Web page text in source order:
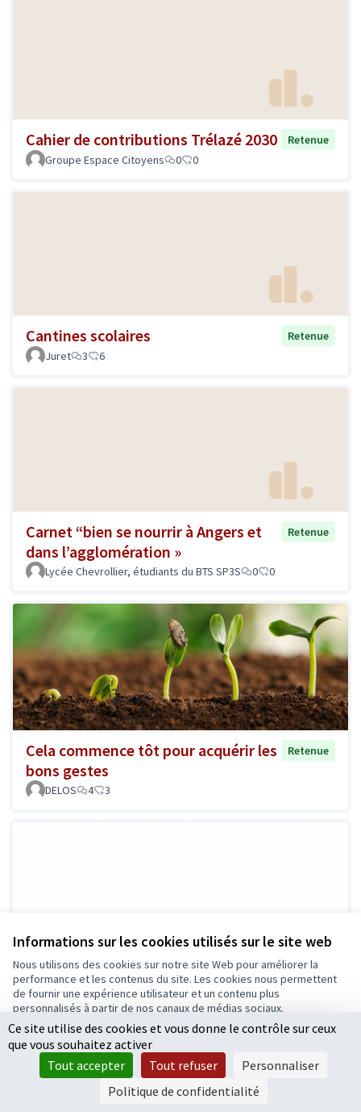
Informations sur les cookies utilisés sur le site web
Nous utilisons des cookies sur notre site Web pour améliorer la
performance et les contenus du site. Les cookies nous permettent
de fournir une expérience utilisateur et un contenu plus
personnalisés à partir de nos canaux de médias sociaux.
Tout accepter
Accepter seulement les cookies essentiels
Paramètres
Cahier de contributions Trélazé 2030
Retenue
Groupe Espace Citoyens
0 0
Cantines scolaires
Retenue
Juret
3 6
Carnet “bien se nourrir à Angers et
dans l’agglomération »
Retenue
Lycée Chevrollier, étudiants du BTS SP3S 0 0
Cela commence tôt pour acquérir les
bons gestes
Retenue
DELOS 4 3
Ce site utilise des cookies et vous donne le contrôle sur ceux
que vous souhaitez activer
Tout accepter
Tout refuser
Personnaliser
Politique de confidentialité